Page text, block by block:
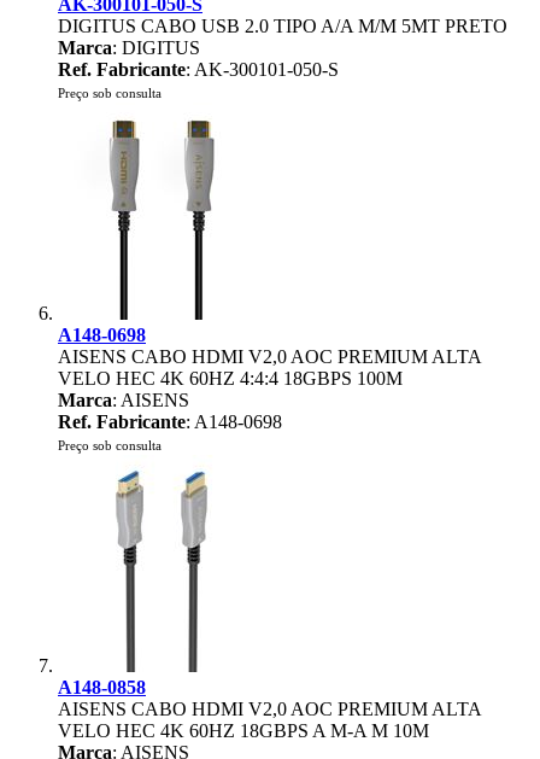
AK-300101-050-S
DIGITUS CABO USB 2.0 TIPO A/A M/M 5MT PRETO
Marca: DIGITUS
Ref. Fabricante: AK-300101-050-S
Preço sob consulta
A148-0698
AISENS CABO HDMI V2,0 AOC PREMIUM ALTA
VELO HEC 4K 60HZ 4:4:4 18GBPS 100M
Marca: AISENS
Ref. Fabricante: A148-0698
Preço sob consulta
A148-0858
AISENS CABO HDMI V2,0 AOC PREMIUM ALTA
VELO HEC 4K 60HZ 18GBPS A M-A M 10M
Marca: AISENS